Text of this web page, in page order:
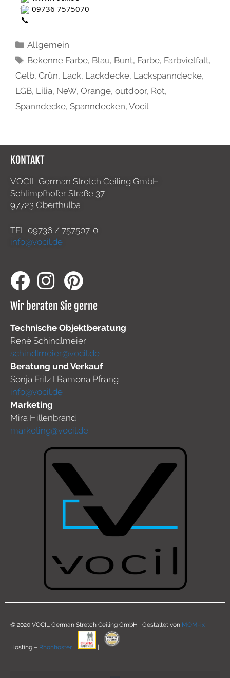
09736 7575070
Allgemein
Bekenne Farbe, Blau, Bunt, Farbe, Farbvielfalt,
Gelb, Grün, Lack, Lackdecke, Lackspanndecke,
LGB, Lilia, NeW, Orange, outdoor, Rot,
Spanndecke, Spanndecken, Vocil
KONTAKT
VOCIL German Stretch Ceiling GmbH
Schlimpfhofer Straße 37
97723 Oberthulba
TEL 09736 / 757507-0
info@vocil.de
Wir beraten Sie gerne
Technische Objektberatung
René Schindlmeier
schindlmeier@vocil.de
Beratung und Verkauf
Sonja Fritz I Ramona Pfrang
info@vocil.de
Marketing
Mira Hillenbrand
marketing@vocil.de
© 2020 VOCIL German Stretch Ceiling GmbH I Gestaltet von MOM-ix |
Hosting – Rhönhoster | |